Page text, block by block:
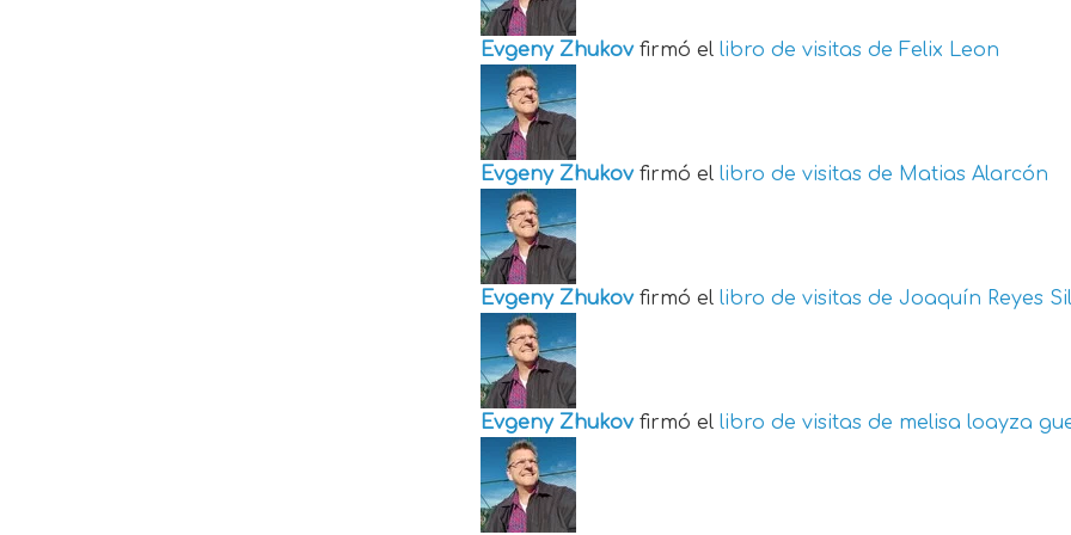
Evgeny Zhukov firmó el libro de visitas de Felix Leon
Evgeny Zhukov firmó el libro de visitas de Matias Alarcón
Evgeny Zhukov firmó el libro de visitas de Joaquín Reyes
Evgeny Zhukov firmó el libro de visitas de melisa loayza